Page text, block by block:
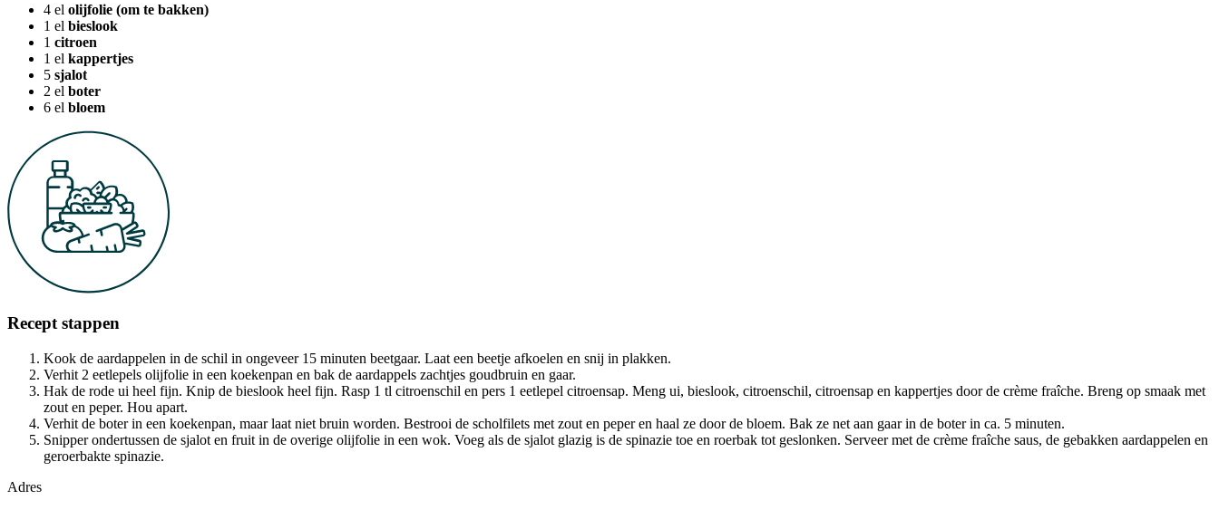
4 el olijfolie (om te bakken)
1 el bieslook
1 citroen
1 el kappertjes
5 sjalot
2 el boter
6 el bloem
Recept stappen
Kook de aardappelen in de schil in ongeveer 15 minuten beetgaar. Laat een beetje afkoelen en snij in plakken.
Verhit 2 eetlepels olijfolie in een koekenpan en bak de aardappels zachtjes goudbruin en gaar.
Hak de rode ui heel fijn. Knip de bieslook heel fijn. Rasp 1 tl citroenschil en pers 1 eetlepel citroensap. Meng ui, bieslook, citroenschil, citroensap en kappertjes door de crème fraîche. Breng op smaak met
zout en peper. Hou apart.
Verhit de boter in een koekenpan, maar laat niet bruin worden. Bestrooi de scholfilets met zout en peper en haal ze door de bloem. Bak ze net aan gaar in de boter in ca. 5 minuten.
Snipper ondertussen de sjalot en fruit in de overige olijfolie in een wok. Voeg als de sjalot glazig is de spinazie toe en roerbak tot geslonken. Serveer met de crème fraîche saus, de gebakken aardappelen en
geroerbakte spinazie.
Adres